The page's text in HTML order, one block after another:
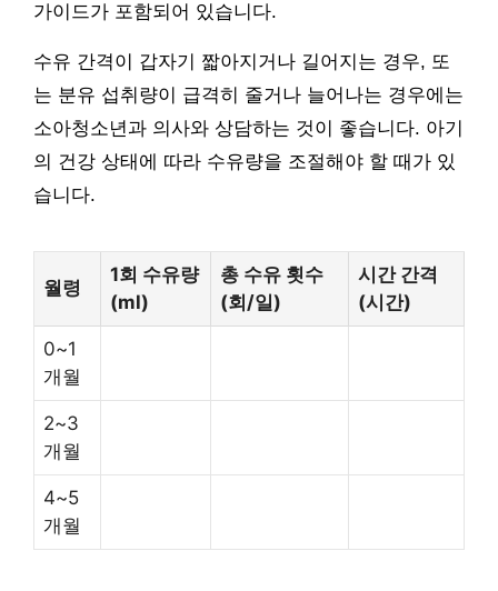
가이드가 포함되어 있습니다.
수유 간격이 갑자기 짧아지거나 길어지는 경우, 또
는 분유 섭취량이 급격히 줄거나 늘어나는 경우에는
소아청소년과 의사와 상담하는 것이 좋습니다. 아기
의 건강 상태에 따라 수유량을 조절해야 할 때가 있
습니다.
월령
1회 수유량
(ml)
총 수유 횟수
(회/일)
시간 간격
(시간)
0~1
개월
2~3
개월
4~5
개월